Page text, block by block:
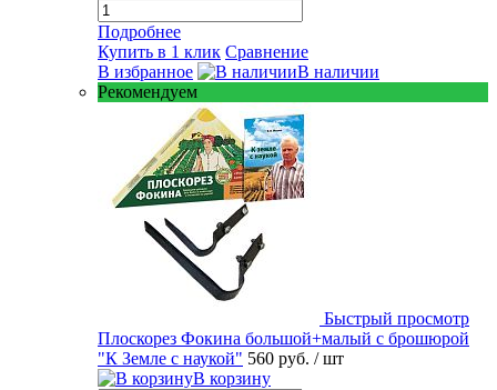
Подробнее
Купить в 1 клик Сравнение
В избранное
В наличии
Рекомендуем
Быстрый просмотр
Плоскорез Фокина большой+малый с брошюрой
"К Земле с наукой" 560 руб. / шт
В корзину